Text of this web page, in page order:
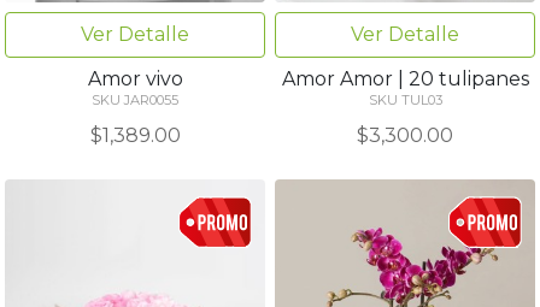
Ver Detalle
Amor vivo
SKU JAR0055
$1,389.00
Ver Detalle
Amor Amor | 20 tulipanes
SKU TUL03
$3,300.00